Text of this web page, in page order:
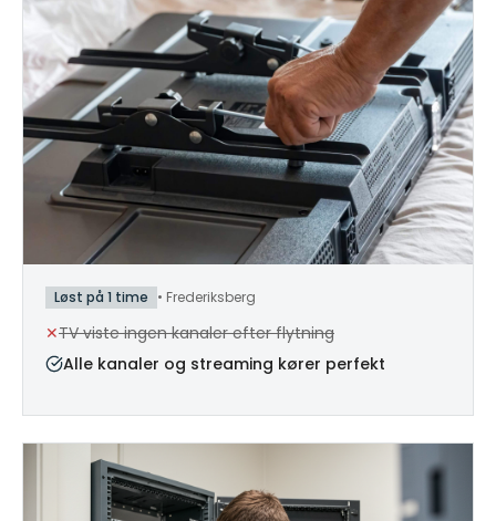
Løst på 1 time • Frederiksberg
✕TV viste ingen kanaler efter flytning
Alle kanaler og streaming kører perfekt